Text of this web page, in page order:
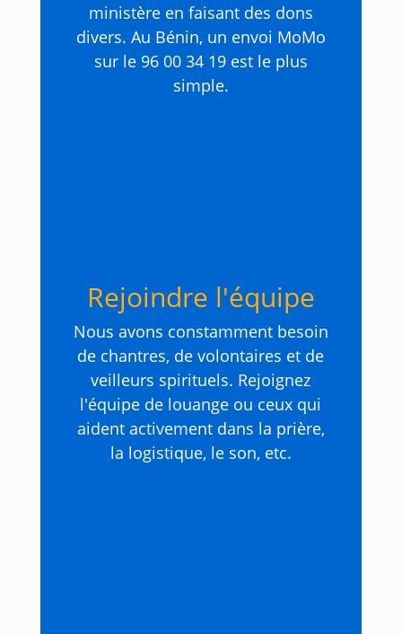
ministère en faisant des dons
divers. Au Bénin, un envoi MoMo
sur le 96 00 34 19 est le plus
simple.
Rejoindre l'équipe
Nous avons constamment besoin
de chantres, de volontaires et de
veilleurs spirituels. Rejoignez
l'équipe de louange ou ceux qui
aident activement dans la prière,
la logistique, le son, etc.